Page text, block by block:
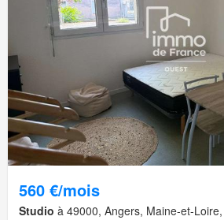
560 €/mois
Studio à 49000, Angers, Maine-et-